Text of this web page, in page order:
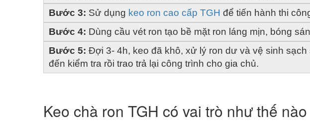
Bước 3: Sử dụng keo ron cao cấp TGH để tiến hành thi
Bước 4: Dùng cầu vét ron tạo bề mặt ron láng mịn, bóng
Bước 5: Đợi 3- 4h, keo đã khô, xử lý ron dư và vệ sinh
đến kiểm tra rồi trao trả lại công trình cho gia chủ.
Keo chà ron TGH có vai trò như thế